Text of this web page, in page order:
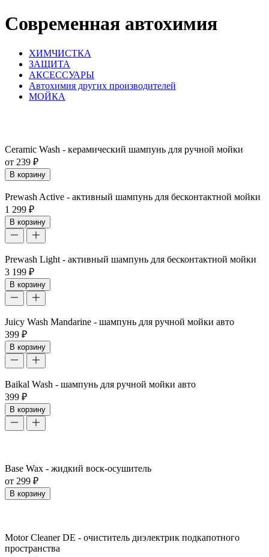
Современная автохимия
ХИМЧИСТКА
ЗАЩИТА
АКСЕССУАРЫ
Автохимия других производителей
МОЙКА
Ceramic Wash - керамический шампунь для ручной мойки
от 239 ₽
В корзину
Prewash Active - активный шампунь для бесконтактной мойки
1 299 ₽
В корзину
Prewash Light - активный шампунь для бесконтактной мойки
3 199 ₽
В корзину
Juicy Wash Mandarine - шампунь для ручной мойки авто
399 ₽
В корзину
Baikal Wash - шампунь для ручной мойки авто
399 ₽
В корзину
Base Wax - жидкий воск-осушитель
от 299 ₽
В корзину
Motor Cleaner DE - очиститель диэлектрик подкапотного
пространства